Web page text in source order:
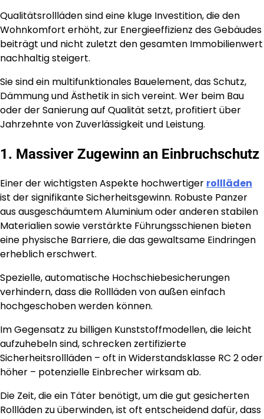
Qualitätsrollläden sind eine kluge Investition, die den
Wohnkomfort erhöht, zur Energieeffizienz des Gebäudes
beiträgt und nicht zuletzt den gesamten Immobilienwert
nachhaltig steigert.
Sie sind ein multifunktionales Bauelement, das Schutz,
Dämmung und Ästhetik in sich vereint. Wer beim Bau
oder der Sanierung auf Qualität setzt, profitiert über
Jahrzehnte von Zuverlässigkeit und Leistung.
1. Massiver Zugewinn an Einbruchschutz
Einer der wichtigsten Aspekte hochwertiger rollläden
ist der signifikante Sicherheitsgewinn. Robuste Panzer
aus ausgeschäumtem Aluminium oder anderen stabilen
Materialien sowie verstärkte Führungsschienen bieten
eine physische Barriere, die das gewaltsame Eindringen
erheblich erschwert.
Spezielle, automatische Hochschiebesicherungen
verhindern, dass die Rollläden von außen einfach
hochgeschoben werden können.
Im Gegensatz zu billigen Kunststoffmodellen, die leicht
aufzuhebeln sind, schrecken zertifizierte
Sicherheitsrollläden – oft in Widerstandsklasse RC 2 oder
höher – potenzielle Einbrecher wirksam ab.
Die Zeit, die ein Täter benötigt, um die gut gesicherten
Rollläden zu überwinden, ist oft entscheidend dafür, dass